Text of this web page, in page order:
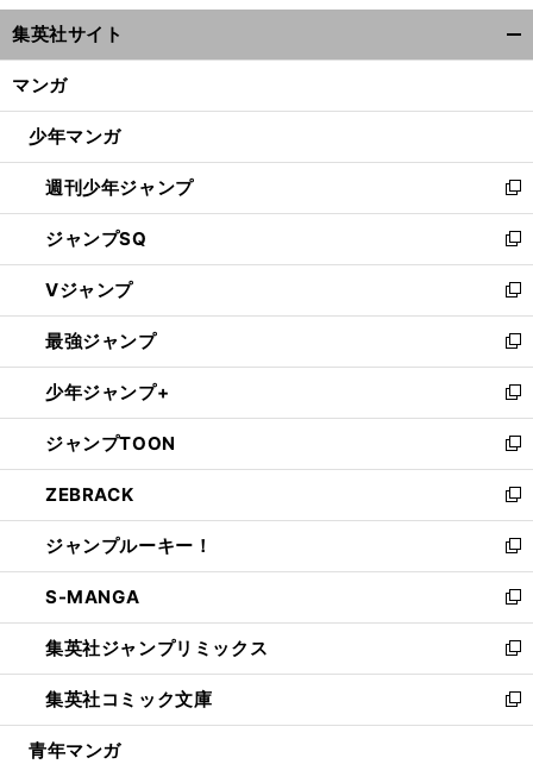
ウ
ィ
ン
ウ
開
く
集英社サイト
マンガ
少年マンガ
週刊少年ジャンプ
新
し
い
ウ
ィ
ン
ド
ウ
で
開
く
ジャンプSQ
新
し
い
ウ
ィ
ン
ド
ウ
で
開
く
Vジャンプ
新
し
い
ウ
ィ
ン
ド
ウ
で
開
く
最強ジャンプ
新
し
い
ウ
ィ
ン
ド
ウ
で
開
く
少年ジャンプ+
新
し
い
ウ
ィ
ン
ド
ウ
で
開
く
ジャンプTOON
新
し
い
ウ
ィ
ン
ド
ウ
で
開
く
ZEBRACK
新
し
い
ウ
ィ
ン
ド
ウ
で
開
ジャンプルーキー！
新
し
い
ウ
ィ
ン
ド
ウ
S-MANGA
新
し
い
ウ
ィ
ン
集英社ジャンプリミックス
新
し
い
ウ
集英社コミック文庫
新
し
青年マンガ